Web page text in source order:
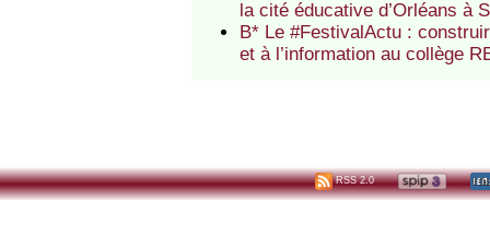
la cité éducative d’Orléans à
B* Le #FestivalActu :
et à l’information au collège
RSS 2.0